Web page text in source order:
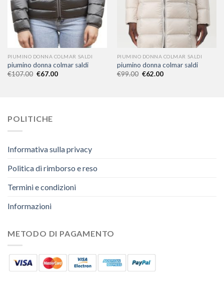
PIUMINO DONNA COLMAR SALDI
piumino donna colmar saldi
€107.00 €67.00
PIUMINO DONNA COLMAR SALDI
piumino donna colmar saldi
€99.00 €62.00
POLITICHE
Informativa sulla privacy
Politica di rimborso e reso
Termini e condizioni
Informazioni
METODO DI PAGAMENTO